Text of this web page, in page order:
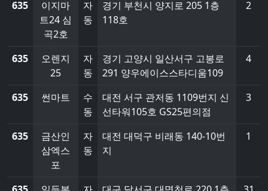
635
이지마
트24 심
곡2호
자
동
경기 부천시 양지로 205 1층
118호
2
635
오렌지
25
자
동
경기 고양시 일산서구 고봉로
291 양우에이스스타디움109
4
635 썬마트
수
동
대전 서구 관저동 1109번지 신
선타워105호 GS25편의점
3
635
금산인
삼엑스
포
자
동
대전 대덕구 비래동 140-10번
지
1